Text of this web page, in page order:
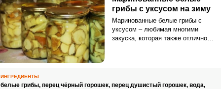
грибы с уксусом на зиму
Маринованные белые грибы с
уксусом – любимая многими
закуска, которая также отлично
ИНГРЕДИЕНТЫ
белые грибы, перец чёрный горошек, перец душистый горошек, вода,